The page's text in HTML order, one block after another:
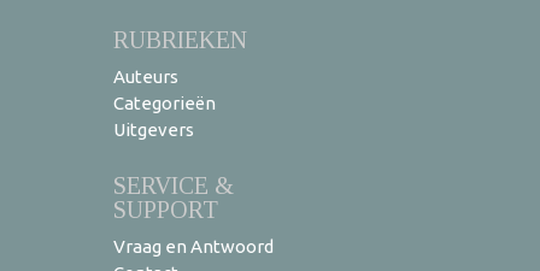
RUBRIEKEN
Auteurs
Categorieën
Uitgevers
SERVICE &
SUPPORT
Vraag en Antwoord